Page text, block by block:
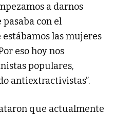
a darnos
con el
las mujeres
eso hoy nos
populares,
antiextractivistas”.
que actualmente